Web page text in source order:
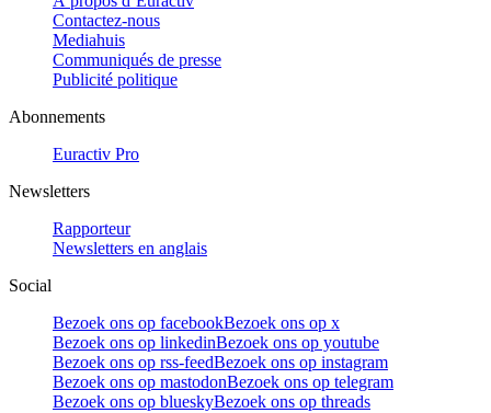
Contactez-nous
Mediahuis
Communiqués de presse
Publicité politique
Abonnements
Euractiv Pro
Newsletters
Rapporteur
Newsletters en anglais
Social
Bezoek ons op facebookBezoek ons op x
Bezoek ons op linkedinBezoek ons op youtube
Bezoek ons op rss-feedBezoek ons op instagram
Bezoek ons op mastodonBezoek ons op telegram
Bezoek ons op blueskyBezoek ons op threads